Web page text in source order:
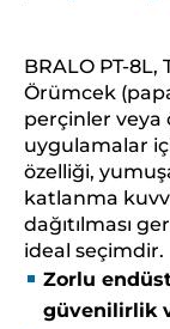
BRALO PT-8L,
Örümcek
perçinler veya
uygulamalar
özelliği,
katlanma
dağıtılması
ideal seçimdir.
Zorlu
güvenilirlik